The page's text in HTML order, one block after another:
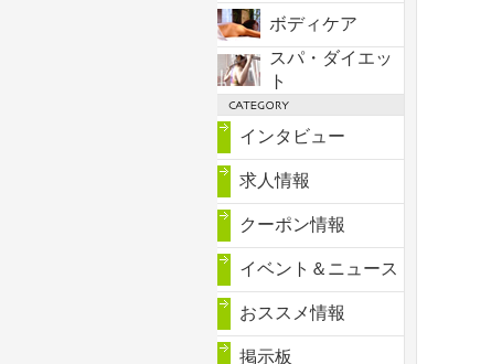
ボディケア
スパ・ダイエッ
ト
インタビュー
求人情報
クーポン情報
イベント＆ニュース
おススメ情報
掲示板